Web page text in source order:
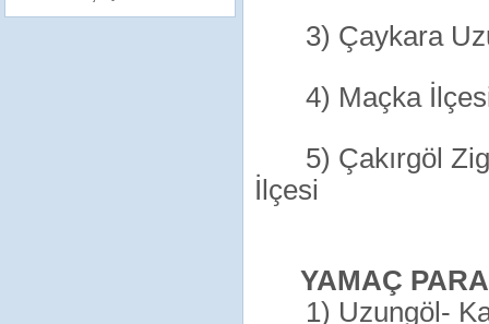
3) Çaykara
4) Maçka
5) Çakırgöl
İlçesi
YAMAÇ
1) Uzungöl-